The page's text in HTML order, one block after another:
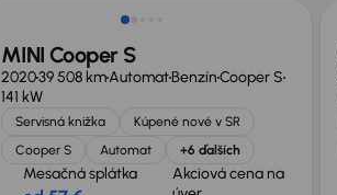
MINI Cooper S
202039 508 kmAutomatBenzínCooper S
141 kW
Servisná knižka
Kúpené nové v SR
Cooper S
Automat +6 ďalších
Mesačná splátka
Akciová cena na